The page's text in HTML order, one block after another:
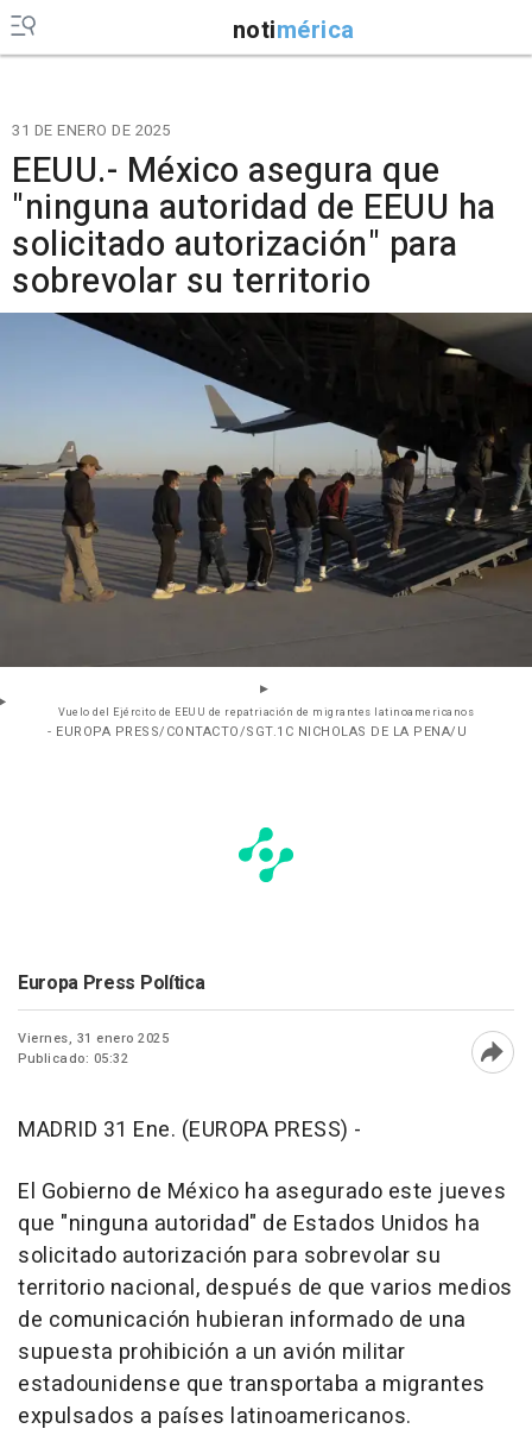
notimérica
31 DE ENERO DE 2025
EEUU.- México asegura que
"ninguna autoridad de EEUU ha
solicitado autorización" para
sobrevolar su territorio
Vuelo del Ejército de EEUU de repatriación de migrantes latinoamericanos
- EUROPA PRESS/CONTACTO/SGT.1C NICHOLAS DE LA PENA/U
Europa Press Política
Viernes, 31 enero 2025
Publicado: 05:32
MADRID 31 Ene. (EUROPA PRESS) -
El Gobierno de México ha asegurado este jueves
que "ninguna autoridad" de Estados Unidos ha
solicitado autorización para sobrevolar su
territorio nacional, después de que varios medios
de comunicación hubieran informado de una
supuesta prohibición a un avión militar
estadounidense que transportaba a migrantes
expulsados a países latinoamericanos.